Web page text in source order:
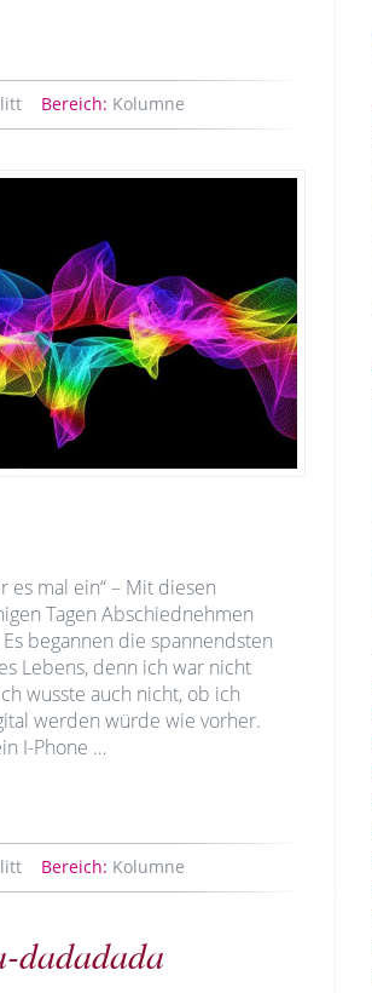
Bereich: Kolumne
es mal ein“ – Mit diesen
Tagen Abschiednehmen
begannen die spannendsten
Lebens, denn ich war nicht
wusste auch nicht, ob ich
werden würde wie vorher.
I-Phone …
Bereich: Kolumne
dadadada